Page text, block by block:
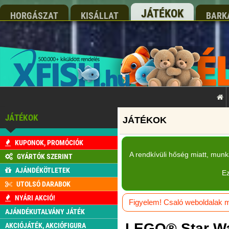
HORGÁSZAT KISÁLLAT JÁTÉKOK
JÁTÉKOK
KUPONOK, PROMÓCIÓK
GYÁRTÓK SZERINT
AJÁNDÉKÖTLETEK
UTOLSÓ DARABOK
NYÁRI AKCIÓ!
AJÁNDÉKUTALVÁNY JÁTÉK
AKCIÓJÁTÉK, AKCIÓFIGURA
A rendkívüli hőség miatt,
Figyelem! Csaló weboldalak